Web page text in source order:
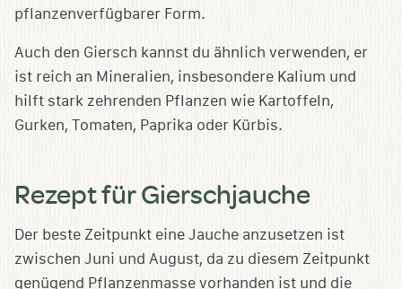
pflanzenverfügbarer Form.
Auch den Giersch kannst du ähnlich verwenden, er
ist reich an Mineralien, insbesondere Kalium und
hilft stark zehrenden Pflanzen wie Kartoffeln,
Gurken, Tomaten, Paprika oder Kürbis.
Rezept für Gierschjauche
Der beste Zeitpunkt eine Jauche anzusetzen ist
zwischen Juni und August, da zu diesem Zeitpunkt
genügend Pflanzenmasse vorhanden ist und die